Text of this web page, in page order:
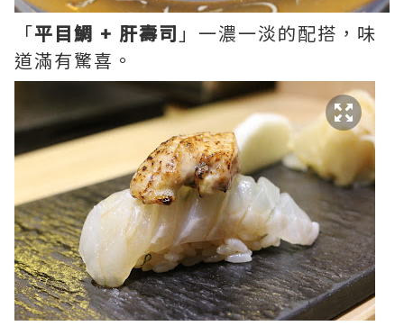
「平目鯛 + 肝壽司 」一濃一淡的配搭，味
道滿有驚喜。